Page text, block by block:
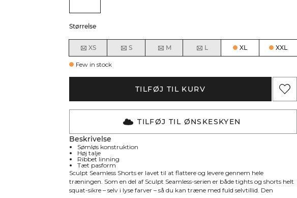
Størrelse
XS S M L XL XXL
Few in stock
TILFØJ TIL KURV
TILFØJ TIL ØNSKESKYEN
Beskrivelse
Sømløs konstruktion
Høj talje
Ribbet linning
Tæt pasform
Sculpt Seamless Shorts er lavet til at flattere og levere gennem hele
træningen. Som en del af Sculpt Seamless-serien er både tights og shorts helt
squat-sikre – selv i lyse farver – så du kan træne med fuld selvtillid. Den